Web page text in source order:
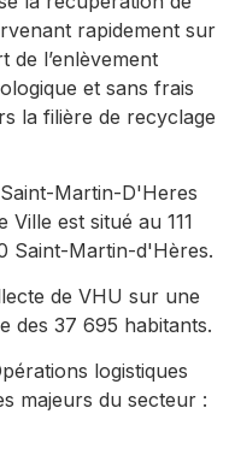
rapidement sur
l’enlèvement
et sans frais
la filière de recyclage
Martin-D'Heres
Ville est situé au 111
Saint-Martin-d'Hères.
de VHU sur une
des 37 695 habitants.
logistiques
majeurs du secteur :